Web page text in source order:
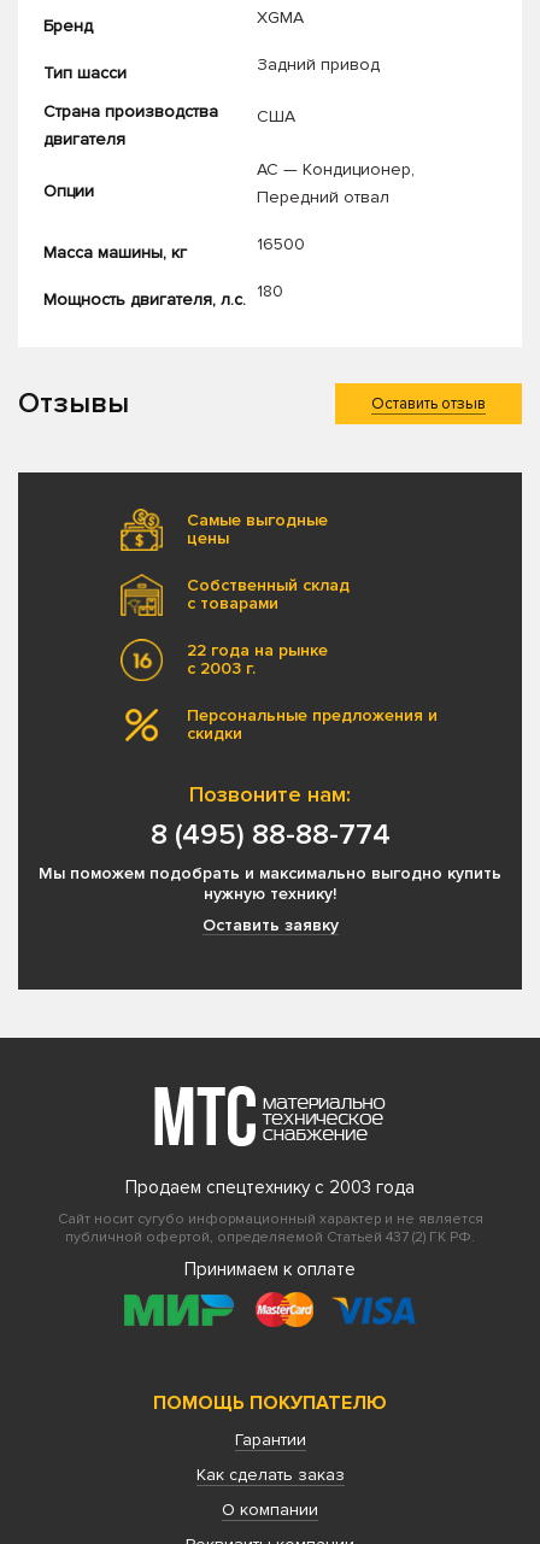
Бренд XGMA
Тип шасси Задний привод
Страна производства
двигателя
США
Опции
AC — Кондиционер,
Передний отвал
Масса машины, кг 16500
Мощность двигателя, л.с. 180
Отзывы Оставить отзыв
Самые выгодные
цены
Собственный склад
с товарами
22 года на рынке
с 2003 г.
Персональные предложения и
скидки
Позвоните нам:
8 (495) 88-88-774
Мы поможем подобрать и максимально выгодно купить
нужную технику!
Оставить заявку
Продаем спецтехнику с 2003 года
Сайт носит сугубо информационный характер и не является
публичной офертой, определяемой Статьей 437 (2) ГК РФ.
Принимаем к оплате
ПОМОЩЬ ПОКУПАТЕЛЮ
Гарантии
Как сделать заказ
О компании